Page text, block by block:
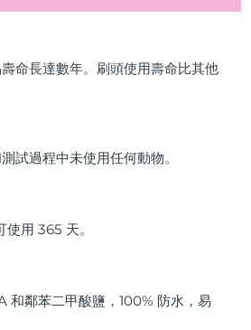
命長達數年。刷頭使用壽命比其他
試過程中未使用任何動物。
用 365 天。
和鄰苯二甲酸鹽，100% 防水，易